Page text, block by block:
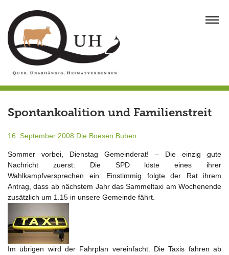
content
Spontankoalition und Familienstreit
16. September 2008 Die Boesen Buben
Sommer vorbei, Dienstag Gemeinderat! – Die einzig gute
Nachricht zuerst: Die SPD löste eines ihrer
Wahlkampfversprechen ein: Einstimmig folgte der Rat ihrem
Antrag, dass ab nächstem Jahr das Sammeltaxi am Wochenende
zusätzlich um 1.15 in unsere Gemeinde fährt.
Im übrigen wird der Fahrplan vereinfacht. Die Taxis fahren ab